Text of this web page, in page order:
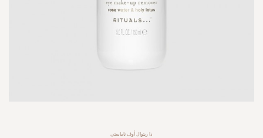
ذا ريتوال أوف ناماستي